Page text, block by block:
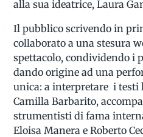
alla sua ideatrice, Laura
Il pubblico scrivendo in
collaborato a una stesura
spettacolo, condividendo i
dando origine ad una
unica: a interpretare i testi
Camilla Barbarito,
strumentisti di fama
Eloisa Manera e Roberto